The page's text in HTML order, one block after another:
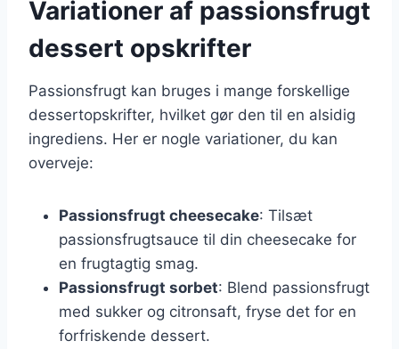
Variationer af passionsfrugt
dessert opskrifter
Passionsfrugt kan bruges i mange forskellige
dessertopskrifter, hvilket gør den til en alsidig
ingrediens. Her er nogle variationer, du kan
overveje:
Passionsfrugt cheesecake: Tilsæt
passionsfrugtsauce til din cheesecake for
en frugtagtig smag.
Passionsfrugt sorbet: Blend passionsfrugt
med sukker og citronsaft, fryse det for en
forfriskende dessert.